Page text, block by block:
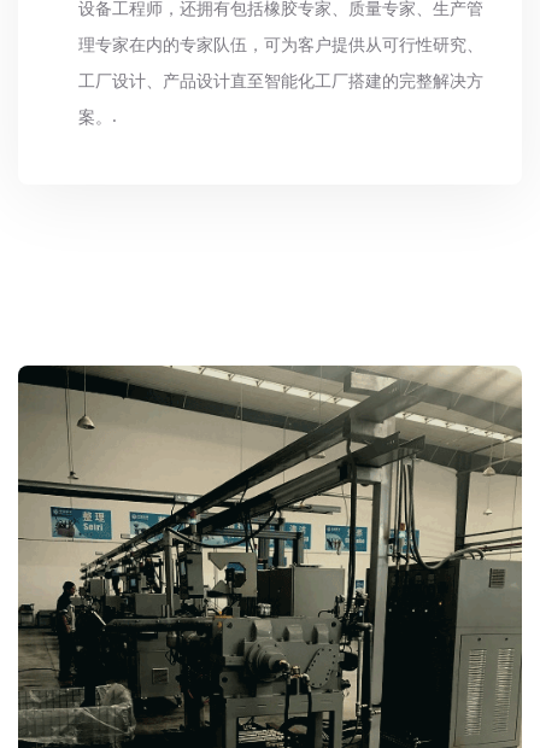
设备工程师，还拥有包括橡胶专家、质量专家、生产管
理专家在内的专家队伍，可为客户提供从可行性研究、
工厂设计、产品设计直至智能化工厂搭建的完整解决方
案。.